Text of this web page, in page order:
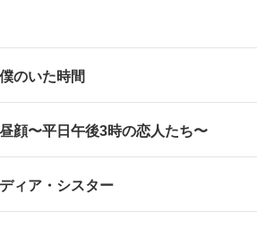
僕のいた時間
昼顔〜平日午後3時の恋人たち〜
ディア・シスター